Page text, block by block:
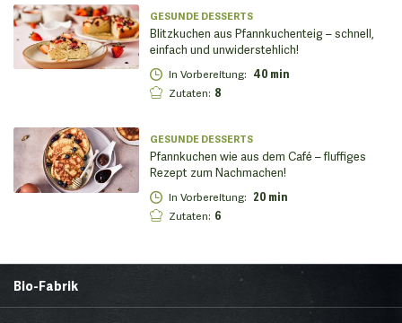
GESUNDE DESSERTS
Blitzkuchen aus Pfannkuchenteig – schnell,
einfach und unwiderstehlich!
In Vorbereitung: 40 min
Zutaten: 8
GESUNDE DESSERTS
Pfannkuchen wie aus dem Café – fluffiges
Rezept zum Nachmachen!
In Vorbereitung: 20 min
Zutaten: 6
Bio-Fabrik